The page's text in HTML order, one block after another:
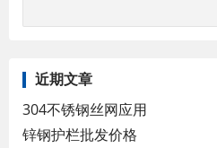
近期文章
304不锈钢丝网应用
锌钢护栏批发价格